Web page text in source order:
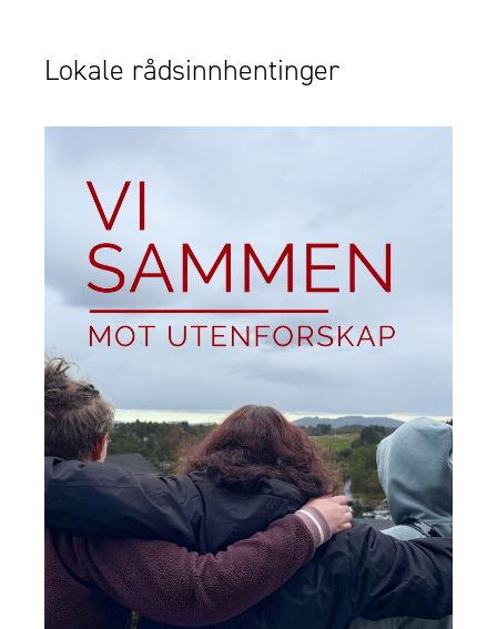
Lokale rådsinnhentinger